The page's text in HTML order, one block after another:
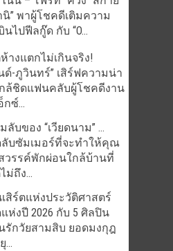
นิ” พาผู้โชคดีเติมความ
ไปฟีลกู๊ด กับ “O...
างแตกไม่เกินจริง!
ด์-ภูวินทร์” เสิร์ฟความน่า
ล้ชิดแฟนคลับผู้โชคดีงาน
กซ์...
ลับของ “เวียดนาม” …
บซัมเมอร์ที่จะทำให้คุณ
วรรค์พักผ่อนใกล้บ้านที่
ม่ถึง...
สิร์ตแห่งประวัติศาสตร์
ห่งปี 2026 กับ 5 ศิลปิน
รักวัยสามสิบ ยอดมงกุฎ
...